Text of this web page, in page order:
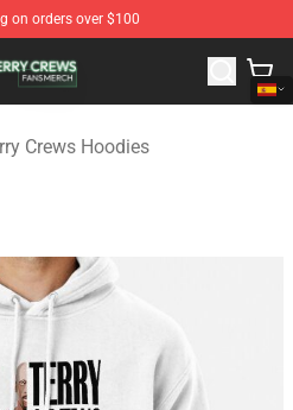
on orders over $100
Terry Crews Merchandise
Crews Hoodies